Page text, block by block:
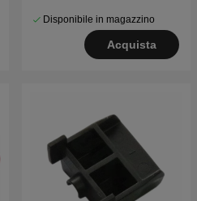
Disponibile in magazzino
Acquista